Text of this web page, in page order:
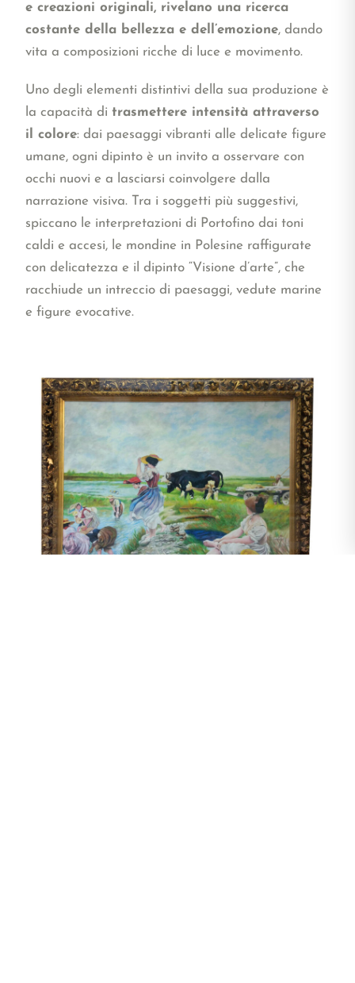
e creazioni originali, rivelano una ricerca
costante della bellezza e dell’emozione, dando
vita a composizioni ricche di luce e movimento.
Uno degli elementi distintivi della sua produzione è
la capacità ditrasmettere intensità attraverso
il colore: dai paesaggi vibranti alle delicate figure
umane, ogni dipinto è un invito a osservare con
occhi nuovi e a lasciarsi coinvolgere dalla
narrazione visiva. Tra i soggetti più suggestivi,
spiccano le interpretazioni di Portofino dai toni
caldi e accesi, le mondine in Polesine raffigurate
con delicatezza e il dipinto “Visione d’arte”, che
racchiude un intreccio di paesaggi, vedute marine
e figure evocative.